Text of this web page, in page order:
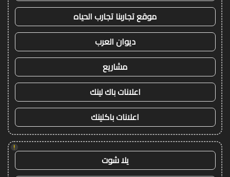
موقع تجاربنا تجارب الحياه
ديوان العرب
مشاريع
اعلانات باك لينك
اعلانات باكلينك
!
يلا شوت